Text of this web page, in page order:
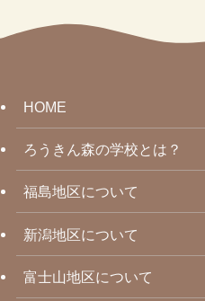
HOME
ろうきん森の学校とは？
福島地区について
新潟地区について
富士山地区について